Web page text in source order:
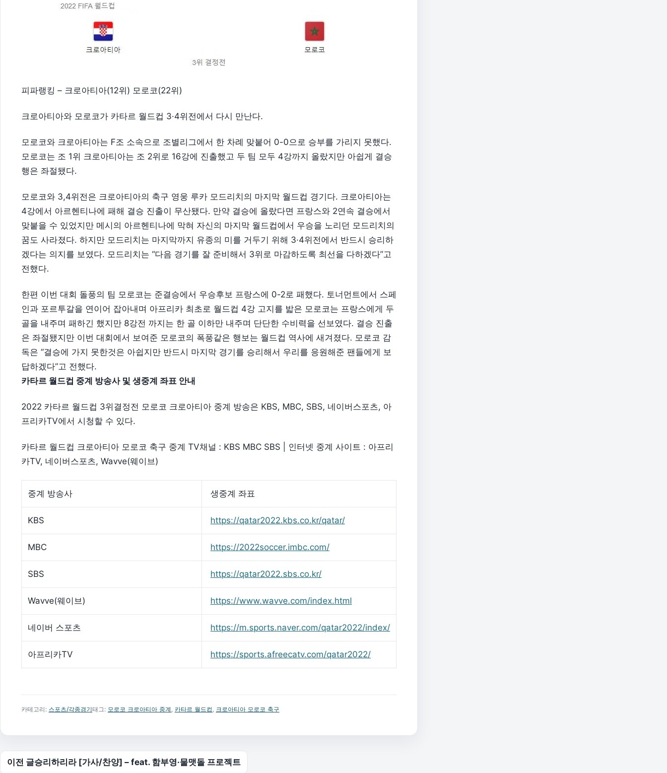
피파랭킹 – 크로아티아(12위) 모로코(22위)
크로아티아와 모로코가 카타르 월드컵 3·4위전에서 다시 만난다.
모로코와 크로아티아는 F조 소속으로 조별리그에서 한 차례 맞붙어 0-0으로 승부를 가리지 못했다.
모로코는 조 1위 크로아티아는 조 2위로 16강에 진출했고 두 팀 모두 4강까지 올랐지만 아쉽게 결승
행은 좌절됐다.
모로코와 3,4위전은 크로아티아의 축구 영웅 루카 모드리치의 마지막 월드컵 경기다. 크로아티아는
4강에서 아르헨티나에 패해 결승 진출이 무산됐다. 만약 결승에 올랐다면 프랑스와 2연속 결승에서
맞붙을 수 있었지만 메시의 아르헨티나에 막혀 자신의 마지막 월드컵에서 우승을 노리던 모드리치의
꿈도 사라졌다. 하지만 모드리치는 마지막까지 유종의 미를 거두기 위해 3·4위전에서 반드시 승리하
겠다는 의지를 보였다. 모드리치는 “다음 경기를 잘 준비해서 3위로 마감하도록 최선을 다하겠다”고
전했다.
한편 이번 대회 돌풍의 팀 모로코는 준결승에서 우승후보 프랑스에 0-2로 패했다. 토너먼트에서 스페
인과 포르투갈을 연이어 잡아내며 아프리카 최초로 월드컵 4강 고지를 밟은 모로코는 프랑스에게 두
골을 내주며 패하긴 했지만 8강전 까지는 한 골 이하만 내주며 단단한 수비력을 선보였다. 결승 진출
은 좌절됐지만 이번 대회에서 보여준 모로코의 폭풍같은 행보는 월드컵 역사에 새겨졌다. 모로코 감
독은 “결승에 가지 못한것은 아쉽지만 반드시 마지막 경기를 승리해서 우리를 응원해준 팬들에게 보
답하겠다”고 전했다.
카타르 월드컵 중계 방송사 및 생중계 좌표 안내
2022 카타르 월드컵 3위결정전 모로코 크로아티아 중계 방송은 KBS, MBC, SBS, 네이버스포츠, 아
프리카TV에서 시청할 수 있다.
카타르 월드컵 크로아티아 모로코 축구 중계 TV채널 : KBS MBC SBS | 인터넷 중계 사이트 : 아프리
카TV, 네이버스포츠, Wavve(웨이브)
중계 방송사 생중계 좌표
KBS https://qatar2022.kbs.co.kr/qatar/
MBC https://2022soccer.imbc.com/
SBS https://qatar2022.sbs.co.kr/
Wavve(웨이브) https://www.wavve.com/index.html
네이버 스포츠 https://m.sports.naver.com/qatar2022/index/
아프리카TV https://sports.afreecatv.com/qatar2022/
카테고리: 스포츠/각종경기태그: 모로코 크로아티아 중계 카타르 월드컵 크로아티아 모로코 축구
글 탐색
이전 글승리하리라 [가사/찬양] – feat. 함부영·물맷돌 프로젝트